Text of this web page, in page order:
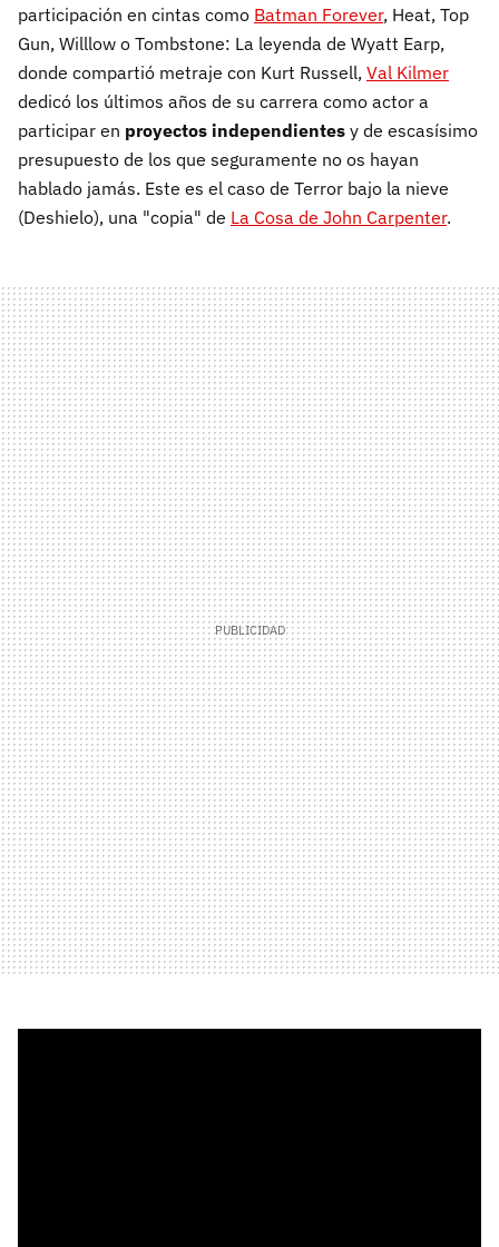
participación en cintas como Batman Forever, Heat, Top
Gun, Willlow o Tombstone: La leyenda de Wyatt Earp,
donde compartió metraje con Kurt Russell, Val Kilmer
dedicó los últimos años de su carrera como actor a
participar en proyectos independientes y de escasísimo
presupuesto de los que seguramente no os hayan
hablado jamás. Este es el caso de Terror bajo la nieve
(Deshielo), una "copia" de La Cosa de John Carpenter.